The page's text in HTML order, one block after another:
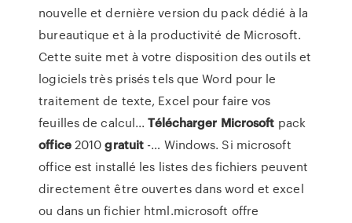
nouvelle et dernière version du pack dédié à la
bureautique et à la productivité de Microsoft.
Cette suite met à votre disposition des outils et
logiciels très prisés tels que Word pour le
traitement de texte, Excel pour faire vos
feuilles de calcul...Télécharger Microsoft pack
office2010gratuit -… Windows. Si microsoft
office est installé les listes des fichiers peuvent
directement être ouvertes dans word et excel
ou dans un fichier html.microsoft offre